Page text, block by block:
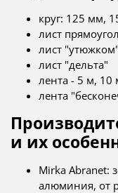
круг: 125 мм,
лист
лист "утюжком"
лист "дельта"
лента - 5 м, 10
лента
и их
Mirka Abranet:
алюминия, от